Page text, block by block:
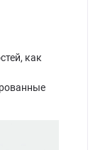
как